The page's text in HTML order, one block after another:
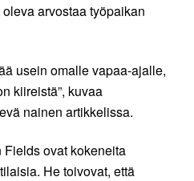
arvostaa työpaikan
usein omalle vapaa-ajalle,
kiireistä”, kuvaa
nainen artikkelissa.
ovat kokeneita
He toivovat, että